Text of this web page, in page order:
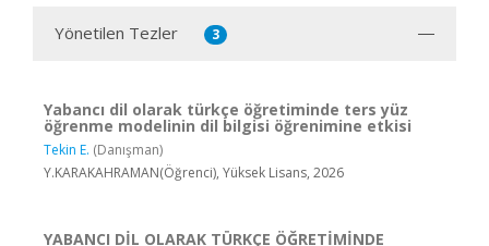
Yönetilen Tezler 3
Yabancı dil olarak türkçe öğretiminde ters yüz
öğrenme modelinin dil bilgisi öğrenimine etkisi
Tekin E. (Danışman)
Y.KARAKAHRAMAN(Öğrenci), Yüksek Lisans, 2026
YABANCI DİL OLARAK TÜRKÇE ÖĞRETİMİNDE